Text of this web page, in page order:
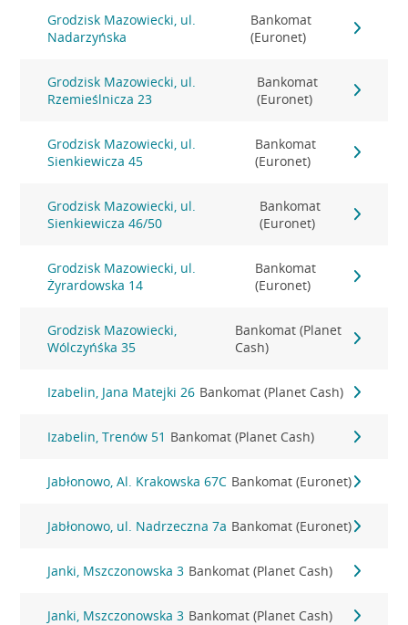
Grodzisk Mazowiecki, ul.
Nadarzyńska
Bankomat
(Euronet)
Grodzisk Mazowiecki, ul.
Rzemieślnicza 23
Bankomat
(Euronet)
Grodzisk Mazowiecki, ul.
Sienkiewicza 45
Bankomat
(Euronet)
Grodzisk Mazowiecki, ul.
Sienkiewicza 46/50
Bankomat
(Euronet)
Grodzisk Mazowiecki, ul.
Żyrardowska 14
Bankomat
(Euronet)
Grodzisk Mazowiecki,
Wólczyńśka 35
Bankomat (Planet
Cash)
Izabelin, Jana Matejki 26 Bankomat (Planet Cash)
Izabelin, Trenów 51 Bankomat (Planet Cash)
Jabłonowo, Al. Krakowska 67C Bankomat (Euronet)
Jabłonowo, ul. Nadrzeczna 7a Bankomat (Euronet)
Janki, Mszczonowska 3 Bankomat (Planet Cash)
Janki, Mszczonowska 3 Bankomat (Planet Cash)